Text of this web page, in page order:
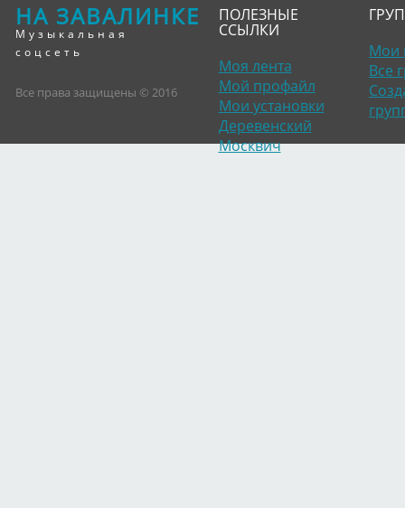
НА ЗАВАЛИНКЕ
Музыкальная
соцсеть
Все права защищены © 2016
ПОЛЕЗНЫЕ
ССЫЛКИ
Моя лента
Мой профайл
Мои установки
Деревенский
Москвич
Мои
Все